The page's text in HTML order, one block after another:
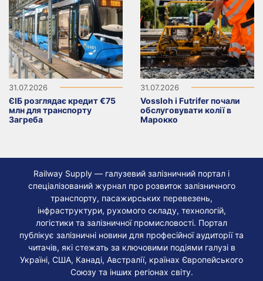
31.07.2026
ЄІБ розглядає кредит €75
млн для транспорту
Загреба
31.07.2026
Vossloh і Futrifer почали
обслуговувати колії в
Марокко
Railway Supply — галузевий залізничний портал і
спеціалізований журнал про розвиток залізничного
транспорту, пасажирських перевезень,
інфраструктури, рухомого складу, технологій,
логістики та залізничної промисловості. Портал
публікує залізничні новини для професійної аудиторії та
читачів, які стежать за ключовими подіями галузі в
Україні, США, Канаді, Австралії, країнах Європейського
Союзу та інших регіонах світу.